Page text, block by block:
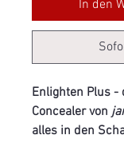
In den
Enlighten Plus -
Concealer von
alles in den